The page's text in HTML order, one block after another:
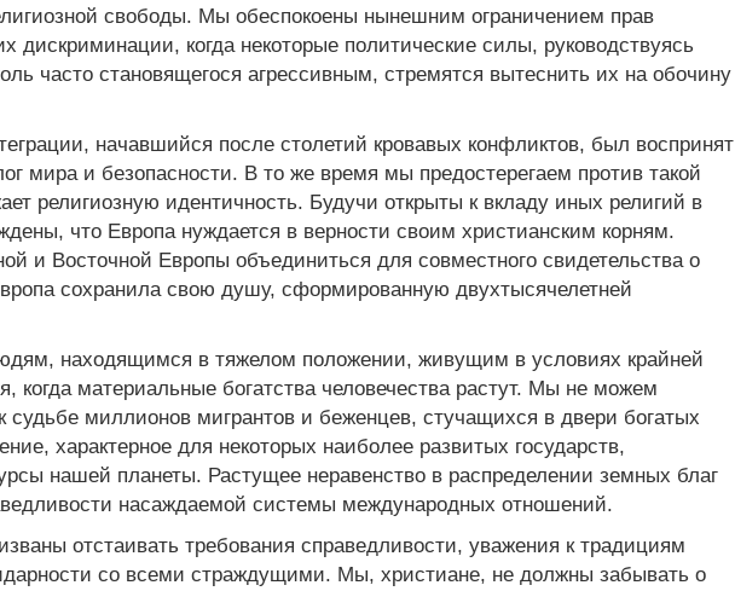
свободы. Мы обеспокоены нынешним ограничением прав
дискриминации, когда некоторые политические силы, руководствуясь
часто становящегося агрессивным, стремятся вытеснить их на обочину
начавшийся после столетий кровавых конфликтов, был воспринят
мира и безопасности. В то же время мы предостерегаем против такой
религиозную идентичность. Будучи открыты к вкладу иных религий в
что Европа нуждается в верности своим христианским корням.
и Восточной Европы объединиться для совместного свидетельства о
сохранила свою душу, сформированную двухтысячелетней
находящимся в тяжелом положении, живущим в условиях крайней
когда материальные богатства человечества растут. Мы не можем
судьбе миллионов мигрантов и беженцев, стучащихся в двери богатых
характерное для некоторых наиболее развитых государств,
нашей планеты. Растущее неравенство в распределении земных благ
насаждаемой системы международных отношений.
отстаивать требования справедливости, уважения к традициям
со всеми страждущими. Мы, христиане, не должны забывать о